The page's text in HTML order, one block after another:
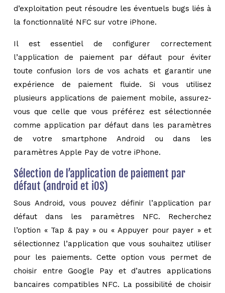
d’exploitation peut résoudre les éventuels bugs liés à
la fonctionnalité NFC sur votre iPhone.
Il est essentiel de configurer correctement
l’application de paiement par défaut pour éviter
toute confusion lors de vos achats et garantir une
expérience de paiement fluide. Si vous utilisez
plusieurs applications de paiement mobile, assurez-
vous que celle que vous préférez est sélectionnée
comme application par défaut dans les paramètres
de votre smartphone Android ou dans les
paramètres Apple Pay de votre iPhone.
Sélection de l’application de paiement par
défaut (android et iOS)
Sous Android, vous pouvez définir l’application par
défaut dans les paramètres NFC. Recherchez
l’option « Tap & pay » ou « Appuyer pour payer » et
sélectionnez l’application que vous souhaitez utiliser
pour les paiements. Cette option vous permet de
choisir entre Google Pay et d’autres applications
bancaires compatibles NFC. La possibilité de choisir